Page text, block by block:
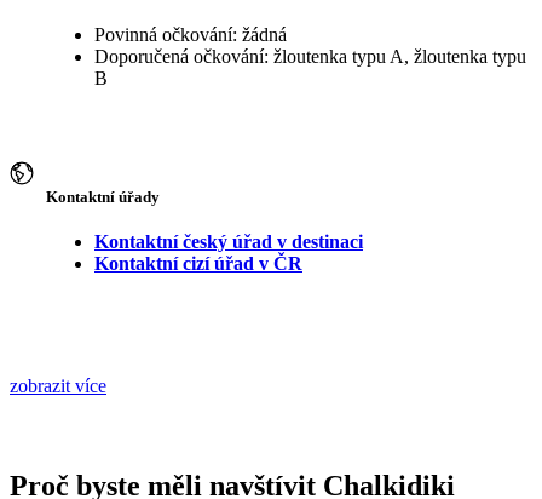
Povinná očkování: žádná
Doporučená očkování: žloutenka typu A, žloutenka typu
B
Kontaktní úřady
Kontaktní český úřad v destinaci
Kontaktní cizí úřad v ČR
zobrazit více
Proč byste měli navštívit Chalkidiki